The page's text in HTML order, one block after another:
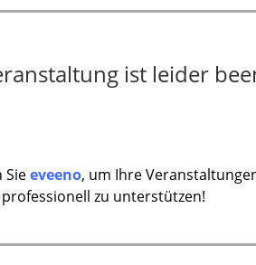
ist leider
Sieeveeno, um Ihre
zu unterstützen!